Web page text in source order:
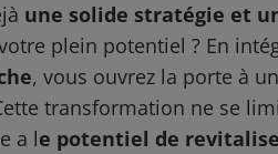
une solide stratégie et
plein potentiel ? En
, vous ouvrez la porte à
transformation ne se
a le potentiel de